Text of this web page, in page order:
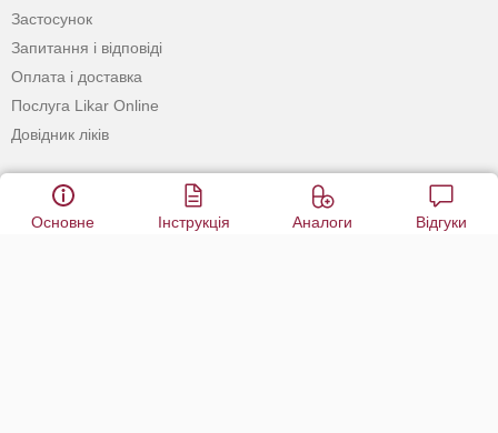
Основне Інструкція Аналоги Відгуки
Застосунок
Запитання і відповіді
Оплата і доставка
Послуга Likar Online
Довідник ліків
САМОЛІКУВАННЯ МОЖЕ